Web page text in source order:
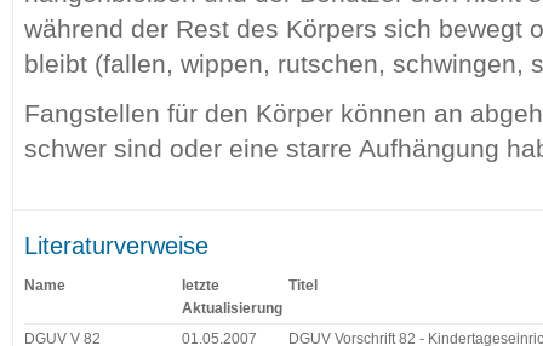
während der Rest des Körpers sich bewegt
bleibt (fallen, wippen, rutschen, schwingen,
Fangstellen für den Körper können an
schwer sind oder eine starre Aufhängung
Literaturverweise
Name
letzte
Aktualisierung
Titel
DGUV V 82 01.05.2007
DGUV Vorschrift 82 -